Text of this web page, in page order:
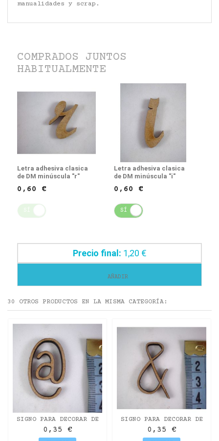
manualidades y scrap.
COMPRADOS JUNTOS
HABITUALMENTE
Letra adhesiva clasica
de DM minúscula "r"
0,60 €
SÍ
Letra adhesiva clasica
de DM minúscula "i"
0,60 €
SÍ
Precio final: 1,20 €
AÑADIR
30 OTROS PRODUCTOS EN LA MISMA CATEGORÍA:
SIGNO PARA DECORAR DE
DM MISS CRAFT DE 3CM.
0,35 €
SIGNO PARA DECORAR DE
DM MISS CRAFT DE 3CM.
0,35 €